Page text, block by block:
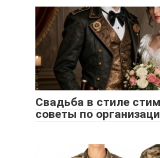
Свадьба в стиле
советы по